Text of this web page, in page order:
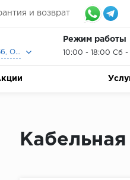
и возврат
г. Новосибирск, ул. Выборная 56, Офис, Выставочный зал
Режим работы
10:00 - 18:00 Сб -